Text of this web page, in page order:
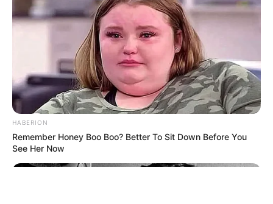
ΤΑΥΤΟΤΗΤΑ ΚΑΙ ΕΠΙΚΟΙΝΩΝΙΑ ΟΡΟΙ ΧΡΗΣΗΣ
HABERION
Remember Honey Boo Boo? Better To Sit Down Before You
See Her Now